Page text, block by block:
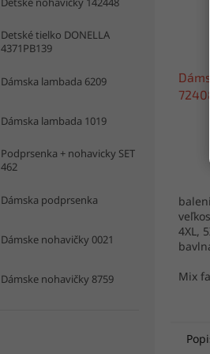
Detské tielko DONELLA
4371PB139
Dámska lambada 6209
Dámska lambada 1019
Podprsenka + nohavicky SET
462
Dámska podprsenka
Dámske nohavičky 0021
Dámske nohavičky 8759
4XL,
Mix